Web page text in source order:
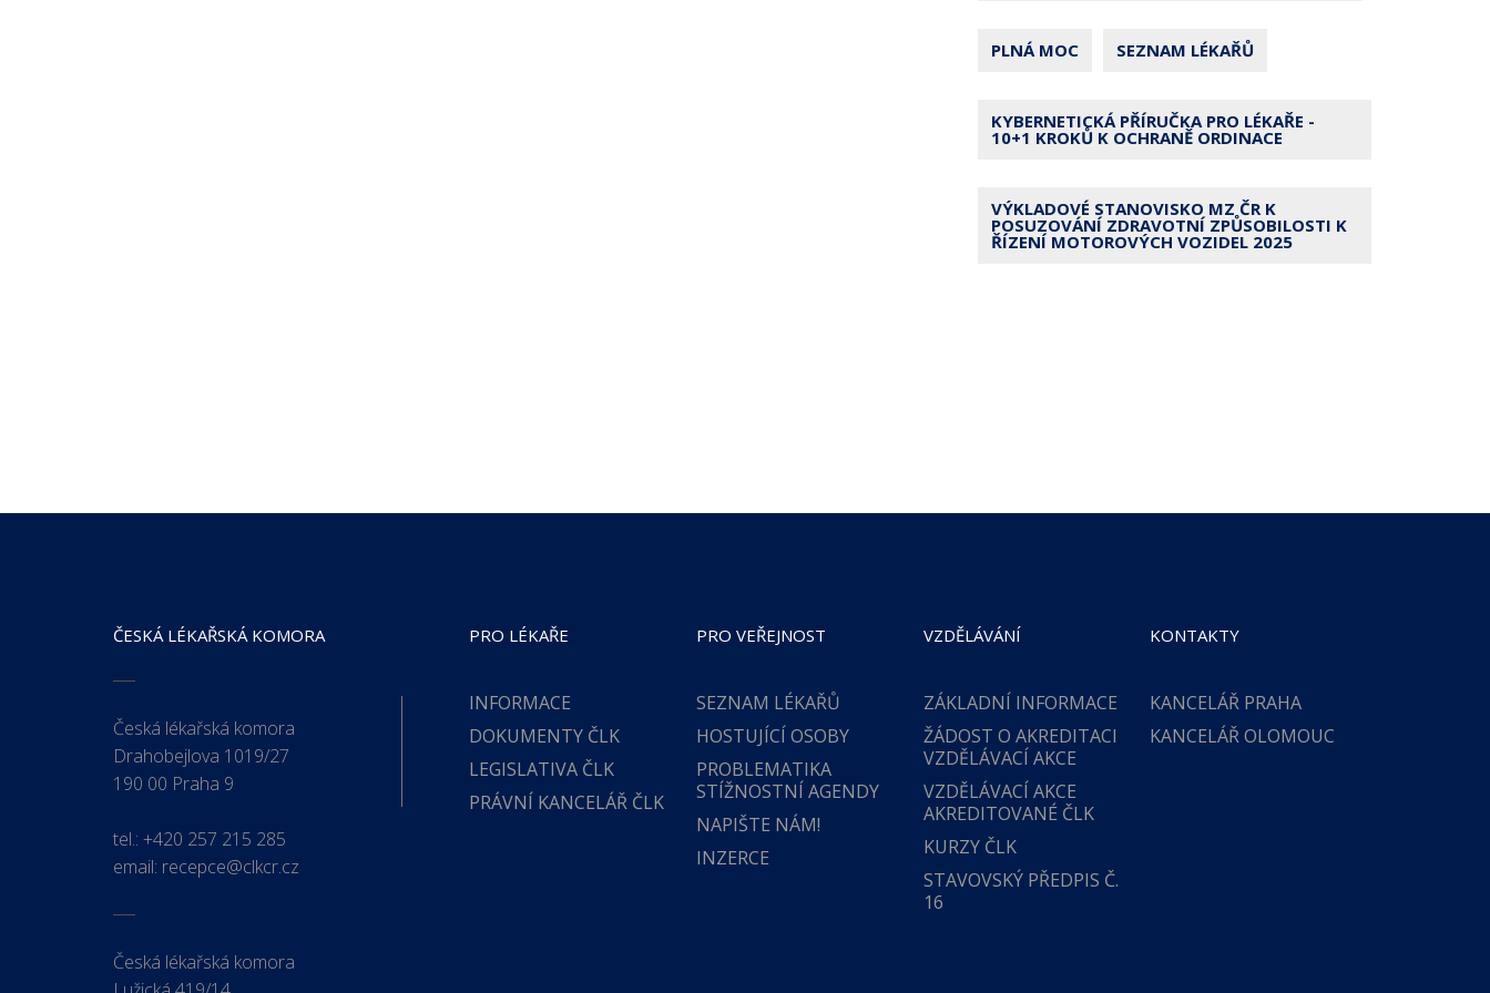
PLNÁ MOC SEZNAM LÉKAŘŮ
KYBERNETICKÁ PŘÍRUČKA PRO LÉKAŘE -
10+1 KROKŮ K OCHRANĚ ORDINACE
VÝKLADOVÉ STANOVISKO MZ ČR K
POSUZOVÁNÍ ZDRAVOTNÍ ZPŮSOBILOSTI K
ŘÍZENÍ MOTOROVÝCH VOZIDEL 2025
ČESKÁ LÉKAŘSKÁ KOMORA
Česká lékařská komora
Drahobejlova 1019/27
190 00 Praha 9
tel.: +420 257 215 285
email: recepce@clkcr.cz
Česká lékařská komora
PRO LÉKAŘE
INFORMACE
DOKUMENTY ČLK
LEGISLATIVA ČLK
PRÁVNÍ KANCELÁŘ ČLK
PRO VEŘEJNOST
SEZNAM LÉKAŘŮ
HOSTUJÍCÍ OSOBY
PROBLEMATIKA
STÍŽNOSTNÍ AGENDY
NAPIŠTE NÁM!
INZERCE
VZDĚLÁVÁNÍ
ZÁKLADNÍ INFORMACE
ŽÁDOST O AKREDITACI
VZDĚLÁVACÍ AKCE
VZDĚLÁVACÍ AKCE
AKREDITOVANÉ ČLK
KURZY ČLK
STAVOVSKÝ PŘEDPIS Č.
16
KONTAKTY
KANCELÁŘ PRAHA
KANCELÁŘ OLOMOUC